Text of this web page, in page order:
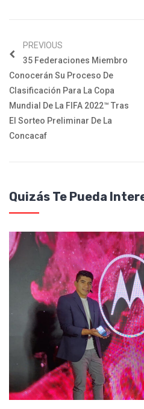
PREVIOUS
35 Federaciones Miembro
Conocerán Su Proceso De
Clasificación Para La Copa
Mundial De La FIFA 2022™️ Tras
El Sorteo Preliminar De La
Concacaf
Quizás Te Pueda